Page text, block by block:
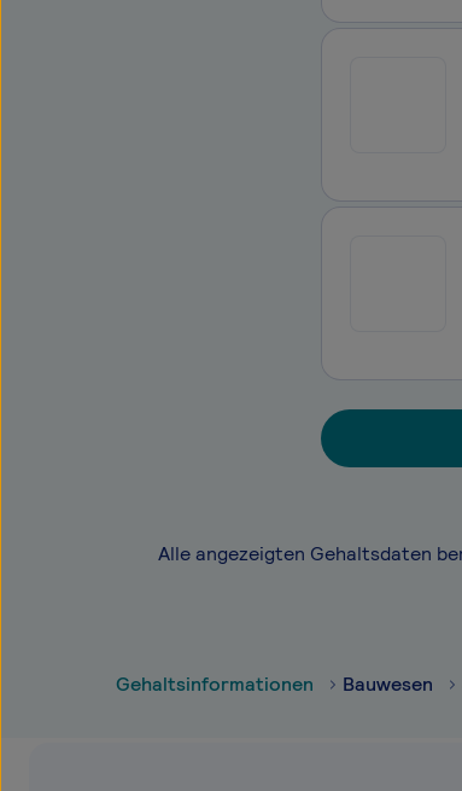
Alle angezeigten Gehaltsdaten
Gehaltsinformationen Bauwesen